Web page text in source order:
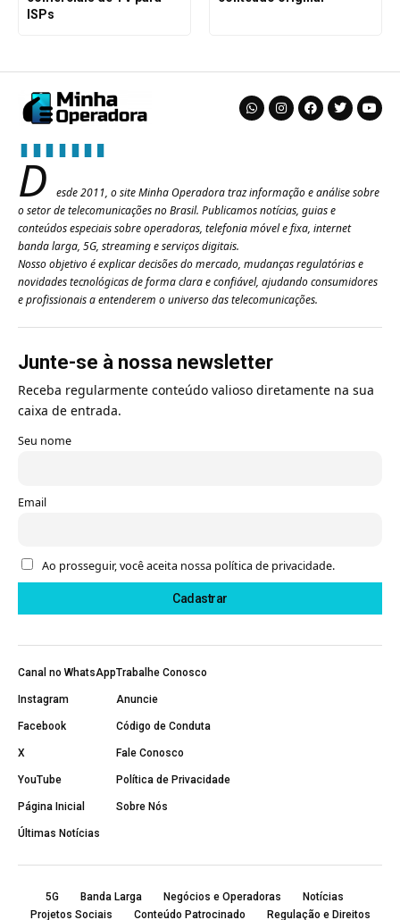
ISPs
D
esde 2011, o site Minha Operadora traz informação e análise sobre
o setor de telecomunicações no Brasil. Publicamos notícias, guias e
conteúdos especiais sobre operadoras, telefonia móvel e fixa, internet
banda larga, 5G, streaming e serviços digitais.
Nosso objetivo é explicar decisões do mercado, mudanças regulatórias e
novidades tecnológicas de forma clara e confiável, ajudando consumidores
e profissionais a entenderem o universo das telecomunicações.
Junte-se à nossa newsletter
Receba regularmente conteúdo valioso diretamente na sua
caixa de entrada.
Seu nome
Email
Ao prosseguir, você aceita nossa política de privacidade.
Canal no WhatsApp
Instagram
Facebook
X
YouTube
Página Inicial
Últimas Notícias
Trabalhe Conosco
Anuncie
Código de Conduta
Fale Conosco
Política de Privacidade
Sobre Nós
5G Banda Larga Negócios e Operadoras
Notícias
Projetos Sociais
Conteúdo Patrocinado Regulação e Direitos